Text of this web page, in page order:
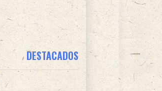
DESTACADOS